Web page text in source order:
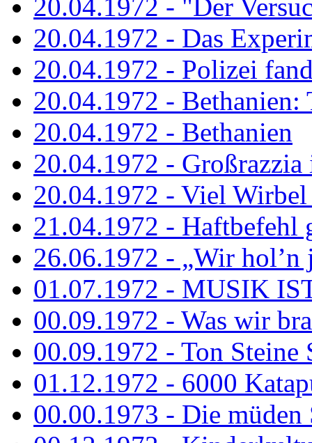
20.04.1972 - "Der
20.04.1972 - Das
20.04.1972 - Polizei
20.04.1972 - Bethanien:
20.04.1972 - Bethanien
20.04.1972 - Großrazzia
20.04.1972 - Viel
21.04.1972 - Haftbefehl
26.06.1972 - „Wir hol’n
01.07.1972 - MUSIK
00.09.1972 - Was wir
00.09.1972 - Ton Steine
01.12.1972 - 6000
00.00.1973 - Die müden